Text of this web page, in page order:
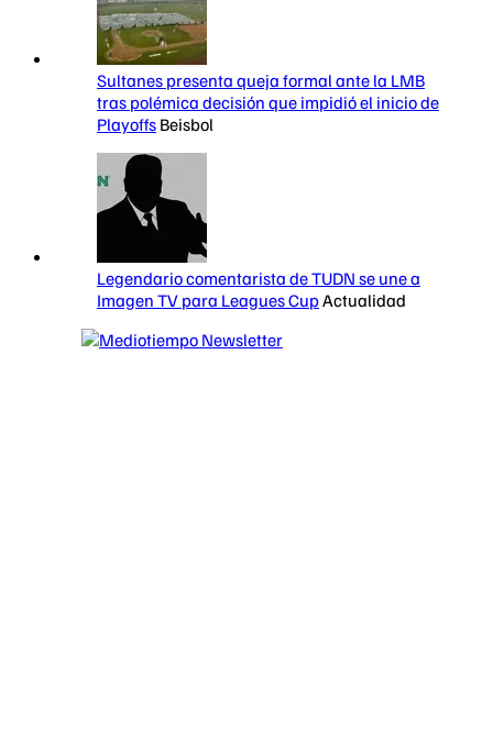
Sultanes presenta queja formal ante la LMB
tras polémica decisión que impidió el inicio de
Playoffs Beisbol
Legendario comentarista de TUDN se une a
Imagen TV para Leagues CupActualidad